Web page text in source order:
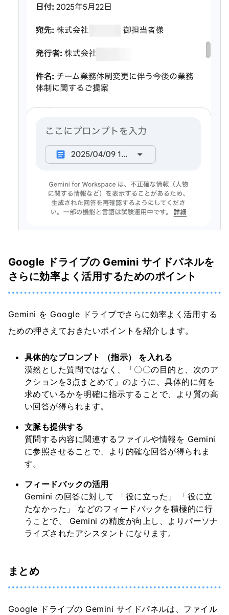
Google ドライブの Gemini サイドパネルを
さらに効率よく活用するためのポイント
Gemini を Google ドライブでさらに効率よく活用する
ための押さえておきたいポイントを紹介します。
具体的なプロンプト （指示） を入れる
漠然とした質問ではなく、「〇〇の目的と、次のア
クションを3点まとめて」のように、具体的に何を
求めているかを明確に指示することで、より質の高
い回答が得られます。
文脈も提供する
質問する内容に関連するファイルや情報を Gemini
に参照させることで、より的確な回答が得られま
す。
フィードバックの活用
Gemini の回答に対して 「役に立った」 「役に立
たなかった」 などのフィードバックを積極的に行
うことで、 Gemini の精度が向上し、よりパーソナ
ライズされたアシスタントになります。
まとめ
Google ドライブの Gemini サイドパネルは、ファイル